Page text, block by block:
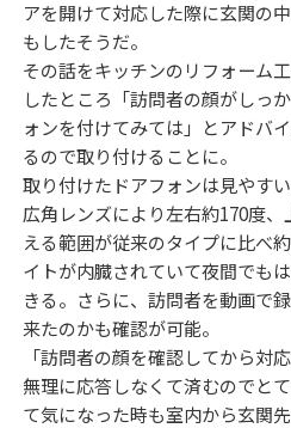
アを開けて対応した際に玄関の
もしたそうだ。
その話をキッチンのリフォーム
したところ「訪問者の顔がしっ
ォンを付けてみては」とアドバ
るので取り付けることに。
取り付けたドアフォンは見やす
広角レンズにより左右約170度
える範囲が従来のタイプに比べ
イトが内臓されていて夜間でも
きる。さらに、訪問者を動画で
来たのかも確認が可能。
「訪問者の顔を確認してから対
無理に応答しなくて済むのでと
て気になった時も室内から玄関